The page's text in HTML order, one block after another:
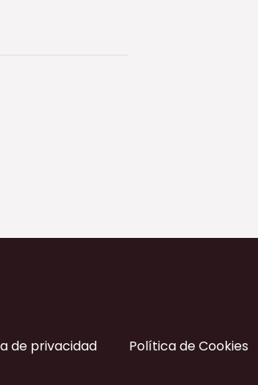
de privacidad Política de Cookies